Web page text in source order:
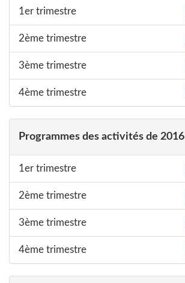
1er trimestre
2ème trimestre
3ème trimestre
4ème trimestre
Programmes des activités de 2016
1er trimestre
2ème trimestre
3ème trimestre
4ème trimestre